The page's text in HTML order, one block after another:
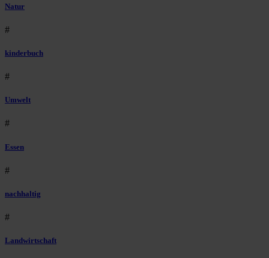
Natur
#
kinderbuch
#
Umwelt
#
Essen
#
nachhaltig
#
Landwirtschaft